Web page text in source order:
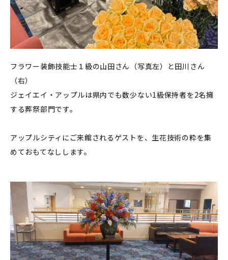
フラワー装飾技能士１級の山田さん（写真左）と田川さん
（右）
ジェイエイ・アップルは県内でも数少ない1級保持者を2名擁
する葬祭部門です。
アップルシティにご来館されるゲストを、生花技術の粋を集
めておもてなしします。